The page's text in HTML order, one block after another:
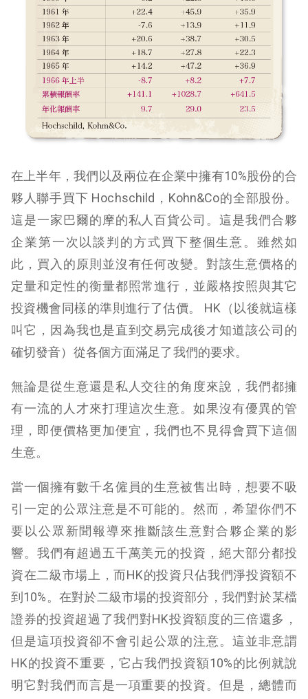
在上半年，我們以及兩位在企業中擁有10%股份的合
夥人聯手買下 Hochschild，Kohn&Co的全部股份。
這是一家巴爾的摩的私人百貨公司。這是我們合夥
企業第一次以談判的方式買下整個生意。雖然如
此，買入的原則並沒有任何改變。對該生意價格的
定量和定性的衡量都照常進行，並嚴格按照與其它
投資機會同樣的準則進行了估價。 HK（以後就這樣
叫它，因為我也是直到交易完成後才知道該公司的
確切發音）從各個方面滿足了我們的要求。
無論是從生意還是私人交往的角度來說，我們都擁
有一流的人才來打理這次生意。如果沒有優異的管
理，即便價格更加便宜，我們也不見得會買下這個
生意。
當一個擁有數千名僱員的生意被售出時，想要不吸
引一定的公眾注意是不可能的。然而，希望你們不
要以公眾新聞報導來推斷該生意對合夥企業的影
響。我們有超過五千萬美元的投資，絕大部分都投
資在二級市場上，而HK的投資只佔我們淨投資額不
到10%。在對於二級市場的投資部分，我們對於某檔
證券的投資超過了我們對HK投資額度的三倍還多，
但是這項投資卻不會引起公眾的注意。這並非意謂
HK的投資不重要，它占我們投資額10%的比例就說
明它對我們而言是一項重要的投資。但是，總體而